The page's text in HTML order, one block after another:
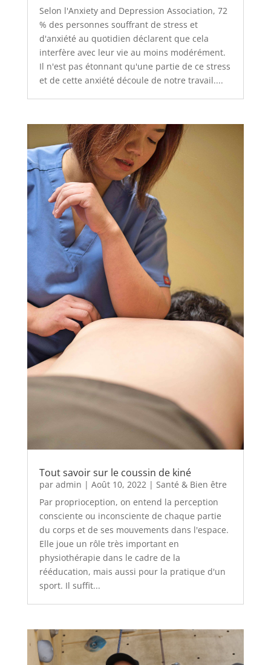
Selon l'Anxiety and Depression Association, 72
% des personnes souffrant de stress et
d'anxiété au quotidien déclarent que cela
interfère avec leur vie au moins modérément.
Il n'est pas étonnant qu'une partie de ce stress
et de cette anxiété découle de notre travail....
Tout savoir sur le coussin de kiné
par admin | Août 10, 2022| Santé & Bien être
Par proprioception, on entend la perception
consciente ou inconsciente de chaque partie
du corps et de ses mouvements dans l'espace.
Elle joue un rôle très important en
physiothérapie dans le cadre de la
rééducation, mais aussi pour la pratique d'un
sport. Il suffit...